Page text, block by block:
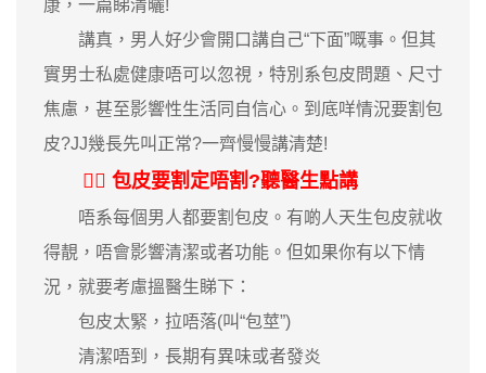
康，一篇睇清曬!
講真，男人好少會開口講自己“下面”嘅事。但其
實男士私處健康唔可以忽視，特別系包皮問題、尺寸
焦慮，甚至影響性生活同自信心。到底咩情況要割包
皮?JJ幾長先叫正常?一齊慢慢講清楚!
👨‍⚕️ 包皮要割定唔割?聽醫生點講
唔系每個男人都要割包皮。有啲人天生包皮就收
得靚，唔會影響清潔或者功能。但如果你有以下情
況，就要考慮搵醫生睇下：
包皮太緊，拉唔落(叫“包莖”)
清潔唔到，長期有異味或者發炎